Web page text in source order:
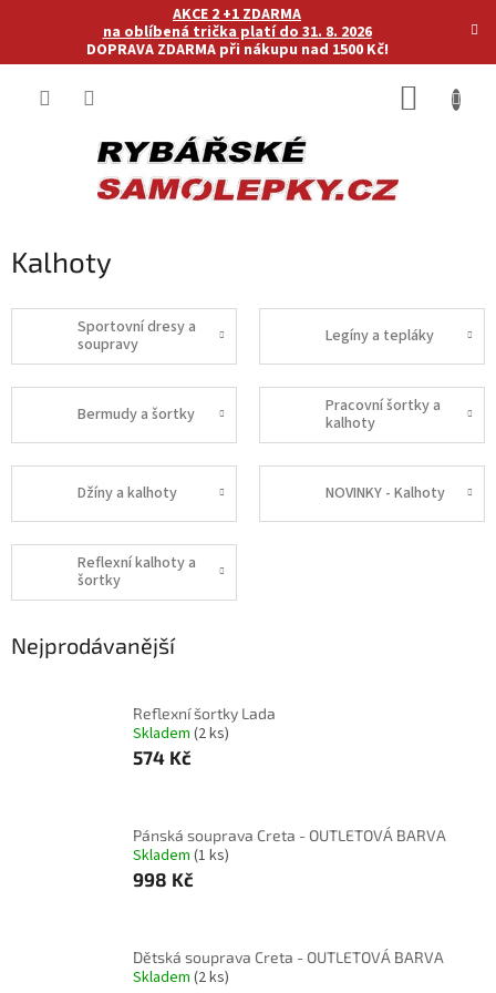
AKCE 2 +1 ZDARMA
na oblíbená trička platí do 31. 8. 2026
DOPRAVA ZDARMA při nákupu nad 1500 Kč!
Kalhoty
Sportovní dresy a
soupravy
Legíny a tepláky
Bermudy a šortky
Pracovní šortky a
kalhoty
Džíny a kalhoty NOVINKY - Kalhoty
Reflexní kalhoty a
šortky
Nejprodávanější
Reflexní šortky Lada
Skladem (2 ks)
574 Kč
Pánská souprava Creta - OUTLETOVÁ BARVA
Skladem (1 ks)
998 Kč
Dětská souprava Creta - OUTLETOVÁ BARVA
Skladem (2 ks)